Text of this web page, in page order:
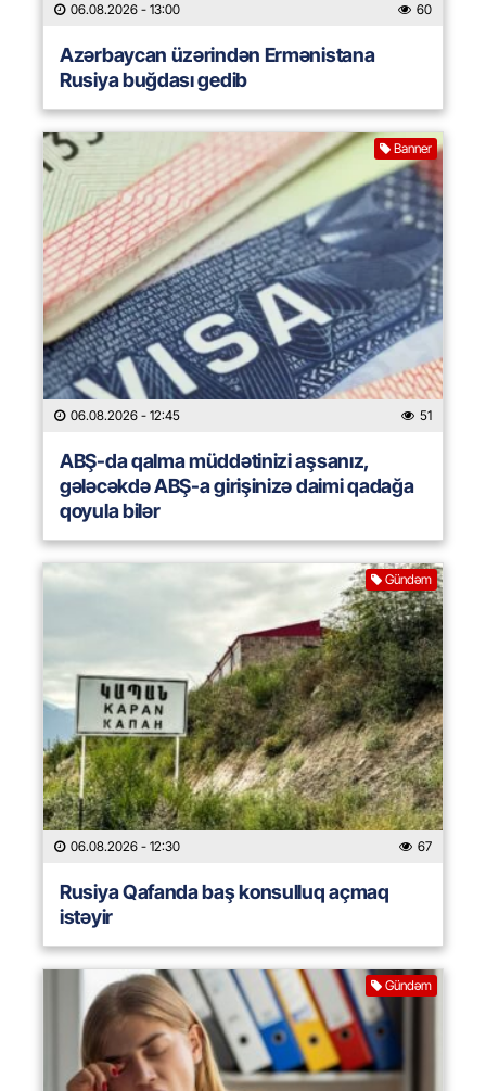
06.08.2026 - 13:00 60
Azərbaycan üzərindən Ermənistana
Rusiya buğdası gedib
Banner
06.08.2026 - 12:45 51
ABŞ-da qalma müddətinizi aşsanız,
gələcəkdə ABŞ-a girişinizə daimi qadağa
qoyula bilər
Gündəm
06.08.2026 - 12:30 67
Rusiya Qafanda baş konsulluq açmaq
istəyir
Gündəm